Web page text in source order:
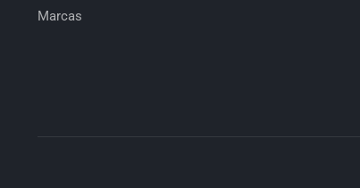
Marcas